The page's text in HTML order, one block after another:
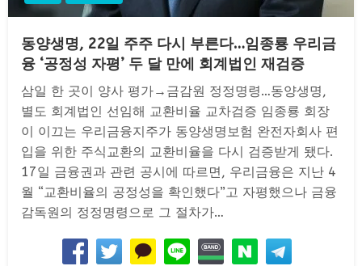
동양생명, 22일 주주 다시 부른다…임종룡 우리금
융 ‘공정성 자평’ 두 달 만에 회계법인 재검증
삼일 한 곳이 양사 평가→금감원 정정명령…동양생명,
별도 회계법인 선임해 교환비율 교차검증 임종룡 회장
이 이끄는 우리금융지주가 동양생명보험 완전자회사 편
입을 위한 주식교환의 교환비율을 다시 검증받게 됐다.
17일 금융권과 관련 공시에 따르면, 우리금융은 지난 4
월 “교환비율의 공정성을 확인했다”고 자평했으나 금융
감독원의 정정명령으로 그 절차가…